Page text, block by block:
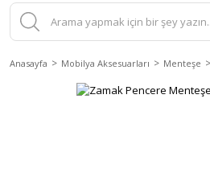
Anasayfa Mobilya Aksesuarları Menteşe